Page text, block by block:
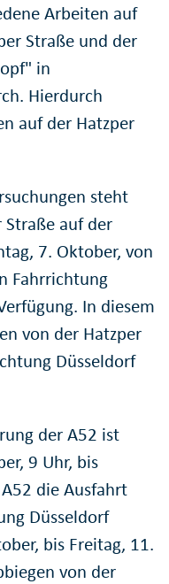
Arbeiten auf
Straße und der
in
Hierdurch
auf der Hatzper
steht
Straße auf der
7. Oktober, von
Fahrrichtung
In diesem
von der Hatzper
Düsseldorf
der A52 ist
9 Uhr, bis
die Ausfahrt
Düsseldorf
bis Freitag, 11.
von der